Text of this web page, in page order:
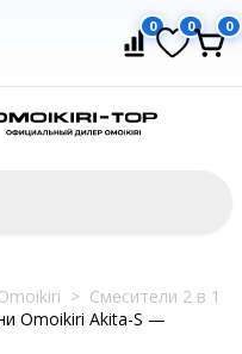
0 0 0
> Смесители 2 в 1
Omoikiri Akita-S —